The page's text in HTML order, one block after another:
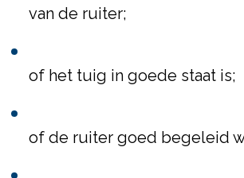
van de ruiter;
of het tuig in goede staat is;
of de ruiter goed begeleid